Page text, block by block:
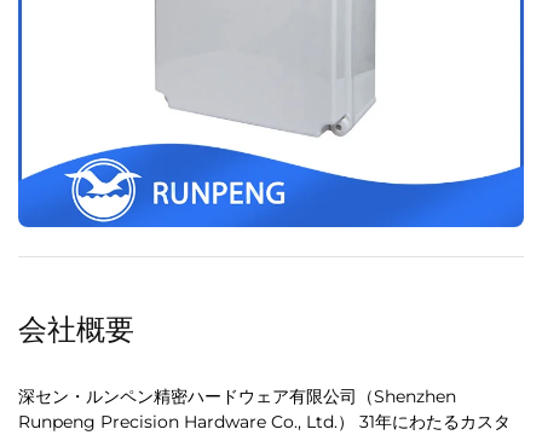
会社概要
深セン・ルンペン精密ハードウェア有限公司（Shenzhen
Runpeng Precision Hardware Co., Ltd.） 31年にわたるカスタ